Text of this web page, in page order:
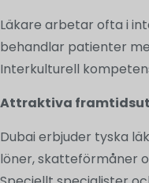
Läkare arbetar ofta i
behandlar patienter
Interkulturell
Attraktiva
Dubai erbjuder tyska
löner, skatteförmåner